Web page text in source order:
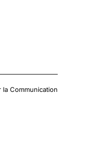
Communication